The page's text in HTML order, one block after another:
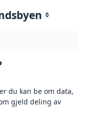
0
du kan be om data,
gjeld deling av